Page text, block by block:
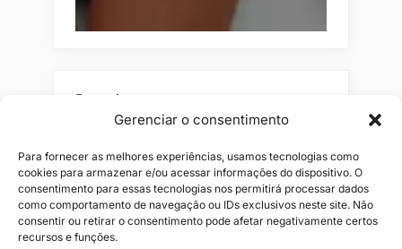
Gerenciar o consentimento
Para fornecer as melhores experiências, usamos tecnologias como
cookies para armazenar e/ou acessar informações do dispositivo. O
consentimento para essas tecnologias nos permitirá processar dados
como comportamento de navegação ou IDs exclusivos neste site. Não
consentir ou retirar o consentimento pode afetar negativamente certos
recursos e funções.
Pesquisar